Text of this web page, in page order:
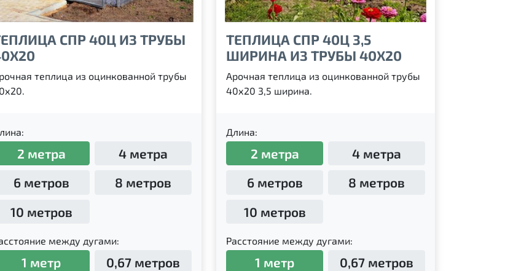
СПР 40Ц ИЗ ТРУБЫ
теплица из оцинкованной трубы
2 метра
4 метра
6 метров
8 метров
10 метров
между дугами:
1 метр 0,67 метров
ТЕПЛИЦА СПР 40Ц 3,5
ШИРИНА ИЗ ТРУБЫ 40Х20
Арочная теплица из оцинкованной трубы
40х20 3,5 ширина.
Длина:
2 метра
4 метра
6 метров
8 метров
10 метров
Расстояние между дугами:
1 метр 0,67 метров